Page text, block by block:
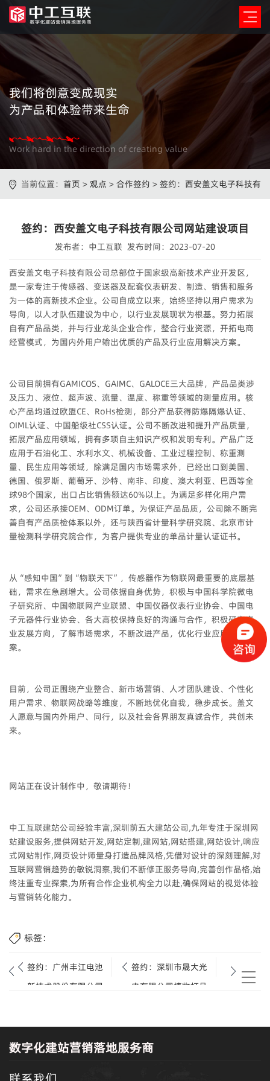
我们将创意变成现实
为产品和体验带来生命
Work hard in the direction of creating value
当前位置： 首页 > 观点 > 合作签约 > 签约：西安盖文电子科技有
签约：西安盖文电子科技有限公司网站建设项目
发布者：中工互联 发布时间：2023-07-20
西安盖文电子科技有限公司总部位于国家级高新技术产业开发区，
是一家专注于传感器、变送器及配套仪表研发、制造、销售和服务
为一体的高新技术企业。公司自成立以来，始终坚持以用户需求为
导向，以人才队伍建设为中心，以行业发展现状为根基。努力拓展
自有产品品类，并与行业龙头企业合作，整合行业资源，开拓电商
经营模式，为国内外用户输出优质的产品及行业应用解决方案。
公司目前拥有GAMICOS、GAIMC、GALOCE三大品牌，产品品类涉
及压力、液位、超声波、流量、温度、称重等领域的测量应用。核
心产品均通过欧盟CE、RoHs检测，部分产品获得防爆隔爆认证、
OIML认证、中国船级社CSS认证。公司不断改进和提升产品质量，
拓展产品应用领域，拥有多项自主知识产权和发明专利。产品广泛
应用于石油化工、水利水文、机械设备、工业过程控制、称重测
量、民生应用等领域，除满足国内市场需求外，已经出口到美国、
德国、俄罗斯、葡萄牙、沙特、南非、印度、澳大利亚、巴西等全
球98个国家，出口占比销售额达60%以上。为满足多样化用户需
求，公司还承接OEM、ODM订单。为保证产品品质，公司除不断完
善自有产品质检体系以外，还与陕西省计量科学研究院、北京市计
量检测科学研究院合作，为客户提供专业的单品计量认证证书。
从“感知中国”到“物联天下”，传感器作为物联网最重要的底层基
础，需求在急剧增大。公司依据自身优势，积极与中国科学院微电
子研究所、中国物联网产业联盟、中国仪器仪表行业协会、中国电
子元器件行业协会、各大高校保持良好的沟通与合作，积极研究产
业发展方向，了解市场需求，不断改进产品，优化行业应用解决方
案。
目前，公司正围绕产业整合、新市场营销、人才团队建设、个性化
用户需求、物联网战略等维度，不断地优化自我，稳步成长。盖文
人愿意与国内外用户、同行，以及社会各界朋友真诚合作，共创未
来。
网站正在设计制作中，敬请期待！
中工互联建站公司经验丰富,深圳前五大建站公司,九年专注于深圳网
站建设服务,提供网站开发,网站定制,建网站,网站搭建,网站设计,响应
式网站制作,网页设计师量身打造品牌风格,凭借对设计的深刻理解,对
互联网营销趋势的敏锐洞察,我们不断修正服务导向,完善创作品格,始
终注重专业探索,为所有合作企业机构全力以赴,确保网站的视觉体验
与营销转化能力。
标签：
签约：广州丰江电池
新技术股份有限公司
签约：深圳市晟大光
电有限公司植物灯品
数字化建站营销落地服务商